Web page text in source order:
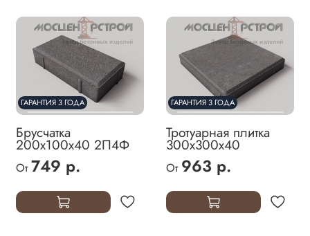
ГАРАНТИЯ 3 ГОДА
Брусчатка
200х100х40 2П4Ф
От 749 р.
ГАРАНТИЯ 3 ГОДА
Тротуарная плитка
300х300х40
От 963 р.